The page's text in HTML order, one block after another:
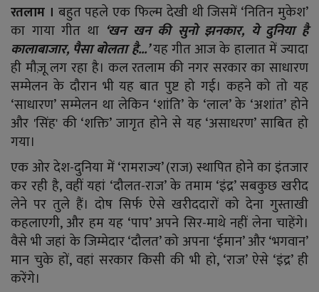
YouTube
Language
English Hiindi
रतलाम । बहुत पहले एक फिल्म देखी थी जिसमें ‘नितिन मुकेश’
का गाया गीत था ‘खन खन की सुनो झनकार, ये दुनिया है
कालाबाजार, पैसा बोलता है...’यह गीत आज के हालात में ज्यादा
ही मौज़ू लग रहा है। कल रतलाम की नगर सरकार का साधारण
सम्मेलन के दौरान भी यह बात पुष्ट हो गई। कहने को तो यह
‘साधारण’ सम्मेलन था लेकिन ‘शांति’ के ‘लाल’ के ‘अशांत’ होने
और 'सिंह' की ‘शक्ति’ जागृत होने से यह ‘असाधरण’ साबित हो
गया।
एक ओर देश-दुनिया में ‘रामराज्य’ (राज) स्थापित होने का इंतजार
कर रही है, वहीं यहां ‘दौलत-राज’ के तमाम ‘इंद्र’ सबकुछ खरीद
लेने पर तुले हैं। दोष सिर्फ ऐसे खरीददारों को देना गुस्ताखी
कहलाएगी, और हम यह ‘पाप’ अपने सिर-माथे नहीं लेना चाहेंगे।
वैसे भी जहां के जिम्मेदार ‘दौलत’ को अपना ‘ईमान’ और ‘भगवान’
मान चुके हों, वहां सरकार किसी की भी हो, ‘राज’ ऐसे ‘इंद्र’ ही
करेंगे।